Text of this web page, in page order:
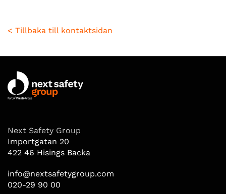
< Tillbaka till kontaktsidan
Next Safety Group
Importgatan 20
422 46 Hisings Backa
info@nextsafetygroup.com
020-29 90 00